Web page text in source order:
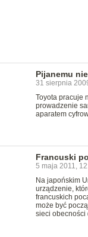
Pijanemu
31 sierpnia
Toyota pracuje
prowadzenie
aparatem
Francuski
5 maja 2011,
Na japońskim
urządzenie,
francuskich
może być
sieci obecności